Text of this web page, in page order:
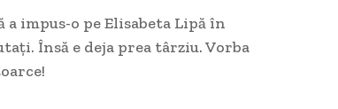
impus-o pe Elisabeta Lipă în
Însă e deja prea târziu. Vorba